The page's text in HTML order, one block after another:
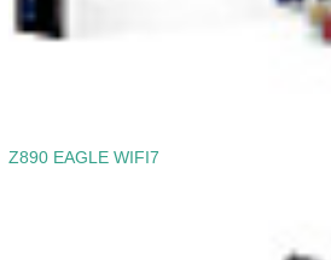
Z890 EAGLE WIFI7